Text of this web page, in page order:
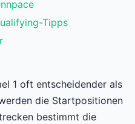
Tipps
1 oft entscheidender als
die Startpositionen
bestimmt die